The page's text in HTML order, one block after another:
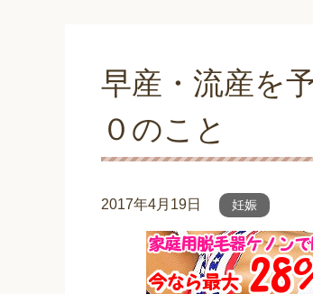
早産・流産を
０のこと
2017年4月19日 妊娠